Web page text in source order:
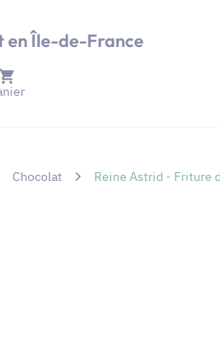
en Île-de-France
Chocolat Reine Astrid - Friture